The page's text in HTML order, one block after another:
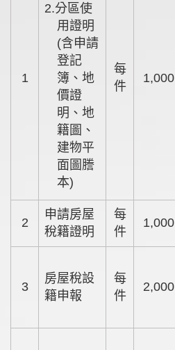
1
2.分區使
用證明
(含申請
登記
簿、地
價證
明、地
籍圖、
建物平
面圖謄
本)
每
件
1,000
2
申請房屋
稅籍證明
每
件
1,000
3
房屋稅設
籍申報
每
件
2,000